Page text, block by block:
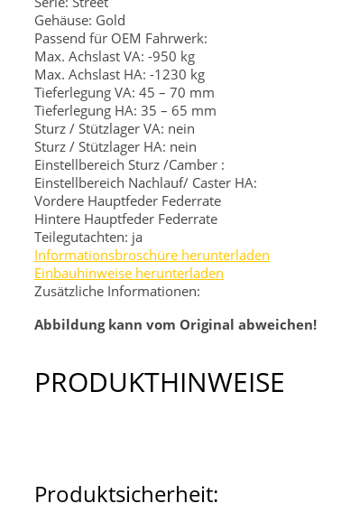
Gehäuse: Gold
Passend für OEM Fahrwerk:
Max. Achslast VA: -950 kg
Max. Achslast HA: -1230 kg
Tieferlegung VA: 45 – 70 mm
Tieferlegung HA: 35 – 65 mm
Sturz / Stützlager VA: nein
Sturz / Stützlager HA: nein
Einstellbereich Sturz /Camber :
Einstellbereich Nachlauf/ Caster HA:
Vordere Hauptfeder Federrate
Hintere Hauptfeder Federrate
Teilegutachten: ja
Informationsbroschüre herunterladen
Einbauhinweise herunterladen
Zusätzliche Informationen:
Abbildung kann vom Original abweichen!
PRODUKTHINWEISE
Produktsicherheit: